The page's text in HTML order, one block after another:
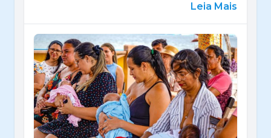
Leia Mais